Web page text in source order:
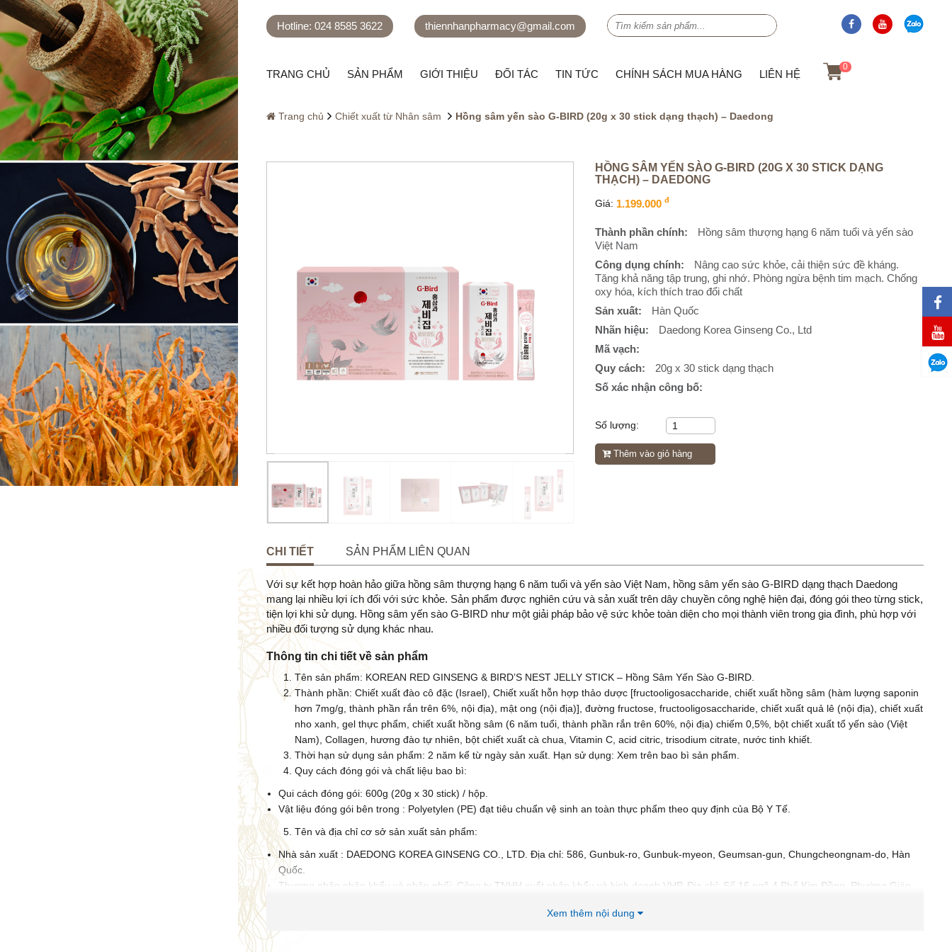
Hotline: 024 8585 3622 thiennhanpharmacy@gmail.com
TRANG CHỦ SẢN PHẨM GIỚI THIỆU ĐỐI TÁC TIN TỨC CHÍNH SÁCH MUA HÀNG LIÊN HỆ
0
Trang chủ Chiết xuất từ Nhân sâm Hồng sâm yến sào G-BIRD (20g x 30 stick dạng thạch) – Daedong
HỒNG SÂM YẾN SÀO G-BIRD (20G X 30 STICK DẠNG
THẠCH) – DAEDONG
Giá: 1.199.000 đ
Thành phần chính:
Hồng sâm thượng hạng 6 năm tuổi và yến sào
Việt Nam
Công dụng chính:
Nâng cao sức khỏe, cải thiện sức đề kháng.
Tăng khả năng tập trung, ghi nhớ. Phòng ngừa bệnh tim mạch. Chống
oxy hóa, kích thích trao đổi chất
Sản xuất:
Hàn Quốc
Nhãn hiệu:
Daedong Korea Ginseng Co., Ltd
Mã vạch:
Quy cách:
20g x 30 stick dạng thạch
Số xác nhận công bố:
Số lượng:
Thêm vào giỏ hàng
CHI TIẾT SẢN PHẨM LIÊN QUAN
Với sự kết hợp hoàn hảo giữa hồng sâm thượng hạng 6 năm tuổi và yến sào Việt Nam, hồng sâm yến sào G-BIRD dạng thạch Daedong
mang lại nhiều lợi ích đối với sức khỏe. Sản phẩm được nghiên cứu và sản xuất trên dây chuyền công nghệ hiện đại, đóng gói theo từng stick,
tiện lợi khi sử dụng. Hồng sâm yến sào G-BIRD như một giải pháp bảo vệ sức khỏe toàn diện cho mọi thành viên trong gia đình, phù hợp với
nhiều đối tượng sử dụng khác nhau.
Thông tin chi tiết về sản phẩm
Tên sản phẩm: KOREAN RED GINSENG & BIRD’S NEST JELLY STICK – Hồng Sâm Yến Sào G-BIRD.
Thành phần: Chiết xuất đào cô đặc (Israel), Chiết xuất hỗn hợp thảo dược [fructooligosaccharide, chiết xuất hồng sâm (hàm lượng saponin
hơn 7mg/g, thành phần rắn trên 6%, nội địa), mật ong (nội địa)], đường fructose, fructooligosaccharide, chiết xuất quả lê (nội địa), chiết xuất
nho xanh, gel thực phẩm, chiết xuất hồng sâm (6 năm tuổi, thành phần rắn trên 60%, nội địa) chiếm 0,5%, bột chiết xuất tổ yến sào (Việt
Nam), Collagen, hương đào tự nhiên, bột chiết xuất cà chua, Vitamin C, acid citric, trisodium citrate, nước tinh khiết.
Thời hạn sử dụng sản phẩm: 2 năm kể từ ngày sản xuất. Hạn sử dụng: Xem trên bao bì sản phẩm.
Quy cách đóng gói và chất liệu bao bì:
Qui cách đóng gói: 600g (20g x 30 stick) / hộp.
Vật liệu đóng gói bên trong : Polyetylen (PE) đạt tiêu chuẩn vệ sinh an toàn thực phẩm theo quy định của Bộ Y Tế.
Tên và địa chỉ cơ sở sản xuất sản phẩm:
Nhà sản xuất : DAEDONG KOREA GINSENG CO., LTD. Địa chỉ: 586, Gunbuk-ro, Gunbuk-myeon, Geumsan-gun, Chungcheongnam-do, Hàn
Quốc.
Thương nhân nhập khẩu và phân phối: Công ty TNHH xuất nhập khẩu và kinh doanh VHP. Địa chỉ: Số 16 ngõ 4 Phố Kim Đồng, Phường Giáp
Xem thêm nội dung